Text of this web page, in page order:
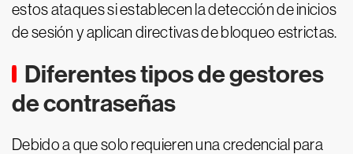
estos ataques si establecen la detección de inicios
de sesión y aplican directivas de bloqueo estrictas.
Diferentes tipos de gestores
de contraseñas
Debido a que solo requieren una credencial para